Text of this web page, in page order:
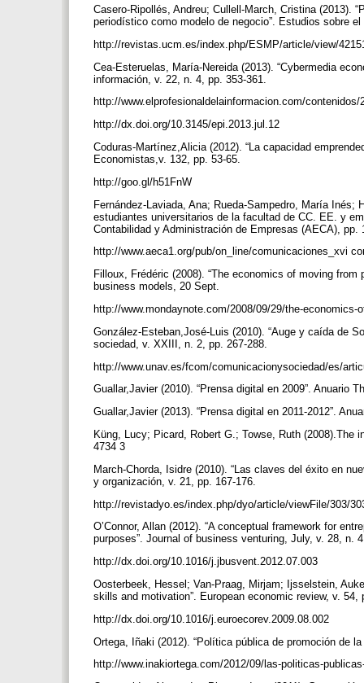
Casero-Ripollés, Andreu; Cullell-March, Cristina (2013).
periodístico como modelo de negocio”. Estudios sobre
http://revistas.ucm.es/index.php/ESMP/article/view/
Cea-Esteruelas, María-Nereida (2013). “Cybermedia
información, v. 22, n. 4, pp. 353-361.
http://www.elprofesionaldelainformacion.com/
http://dx.doi.org/10.3145/epi.2013.jul.12
Coduras-Martínez,Alicia (2012). “La capacidad
Economistas,v. 132, pp. 53-65.
http://goo.gl/h51FnW
Fernández-Laviada, Ana; Rueda-Sampedro, María Inés;
estudiantes universitarios de la facultad de CC. EE. y
Contabilidad y Administración de Empresas (AECA), pp.
http://www.aeca1.org/pub/on_line/comunicaciones_xvi
Filloux, Frédéric (2008). “The economics of moving
business models, 20 Sept.
http://www.mondaynote.com/2008/09/29/the-
González-Esteban,José-Luis (2010). “Auge y caída de
sociedad, v. XXIII, n. 2, pp. 267-288.
http://www.unav.es/fcom/comunicacionysociedad/es/
Guallar,Javier (2010). “Prensa digital en 2009”. Anuario
Guallar,Javier (2013). “Prensa digital en 2011-2012”.
Küng, Lucy; Picard, Robert G.; Towse, Ruth
4734 3
March-Chorda, Isidre (2010). “Las claves del éxito en
y organización, v. 21, pp. 167-176.
http://revistadyo.es/index.php/dyo/article/viewFile/303/
O’Connor, Allan (2012). “A conceptual framework for
purposes”. Journal of business venturing, July, v. 28, n.
http://dx.doi.org/10.1016/j.jbusvent.2012.07.003
Oosterbeek, Hessel; Van-Praag, Mirjam; Ijsselstein,
skills and motivation”. European economic review, v. 54,
http://dx.doi.org/10.1016/j.euroecorev.2009.08.002
Ortega, Iñaki (2012). “Política pública de promoción de
http://www.inakiortega.com/2012/09/las-politicas-